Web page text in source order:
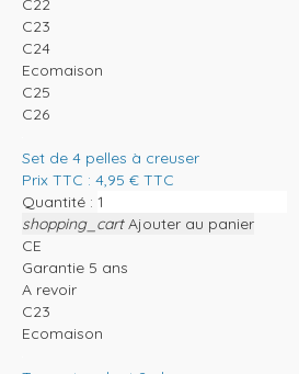
C22
C23
C24
Ecomaison
C25
C26
Set de 4 pelles à creuser
Prix TTC : 4,95 € TTC
Quantité :
shopping_cart Ajouter au panier
CE
Garantie 5 ans
A revoir
C23
Ecomaison